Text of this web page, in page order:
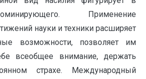
Применение
науки и техники расширяет
возможности, позволяет им
всеобщее внимание, держать
страхе. Международный